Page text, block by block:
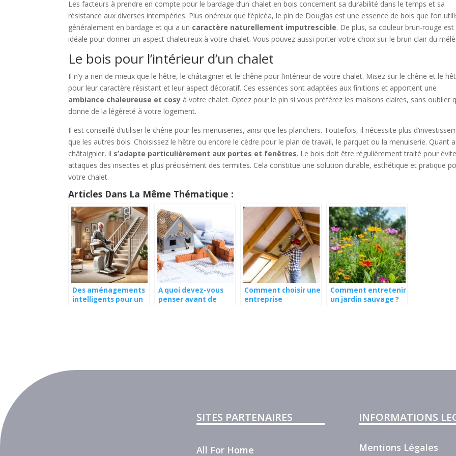
Les facteurs à prendre en compte pour le bardage d’un chalet en bois concernent sa durabilité dans le temps et sa
résistance aux diverses intempéries. Plus onéreux que l’épicéa, le pin de Douglas est une essence de bois que l’on
généralement en bardage et qui a un caractère naturellement imputrescible. De plus, sa couleur brun-rouge est
idéale pour donner un aspect chaleureux à votre chalet. Vous pouvez aussi porter votre choix sur le brun clair du
Le bois pour l’intérieur d’un chalet
Il n’y a rien de mieux que le hêtre, le châtaignier et le chêne pour l’intérieur de votre chalet. Misez sur le chêne et le
pour leur caractère résistant et leur aspect décoratif. Ces essences sont adaptées aux finitions et apportent une
ambiance chaleureuse et cosy à votre chalet. Optez pour le pin si vous préférez les maisons claires, sans oublier
donne de la légèreté à votre logement.
Il est conseillé d’utiliser le chêne pour les menuiseries, ainsi que les planchers. Toutefois, il nécessite plus
que les autres bois. Choisissez le hêtre ou encore le cèdre pour le plan de travail, le parquet ou la menuiserie. Quant
châtaignier, il s’adapte particulièrement aux portes et fenêtres. Le bois doit être régulièrement traité pour
attaques des insectes et plus précisément des termites. Cela constitue une solution durable, esthétique et pratique
votre chalet.
Articles Dans La Même Thématique :
Des aménagements
intelligents pour un
A quoi devez-vous
penser avant de
Comment choisir une
entreprise
Comment entretenir
un jardin sauvage ?
SITES PARTENAIRES
All For Home
INFORMATIONS
Mentions Légales